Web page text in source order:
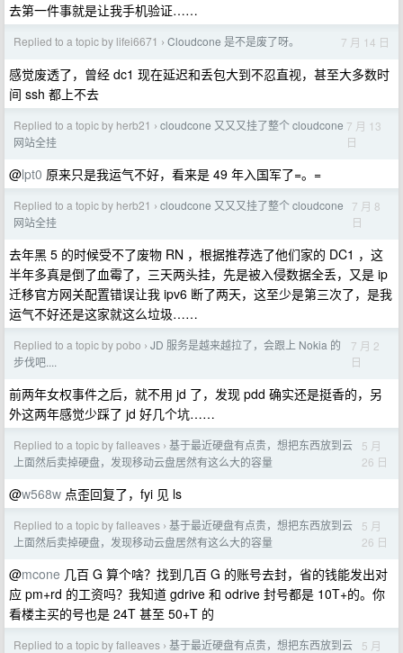
去第一件事就是让我手机验证……
Replied to a topic by lifei6671 › Cloudcone 是不是废了呀。 7 月 14 日
感觉废透了，曾经 dc1 现在延迟和丢包大到不忍直视，甚至大多数时
间 ssh 都上不去
Replied to a topic by herb21 › cloudcone 又又又挂了整个 cloudcone
网站全挂
7 月 13
日
@lpt0 原来只是我运气不好，看来是 49 年入国军了=。=
Replied to a topic by herb21 › cloudcone 又又又挂了整个 cloudcone
网站全挂
7 月 8
日
去年黑 5 的时候受不了废物 RN ，根据推荐选了他们家的 DC1 ，这
半年多真是倒了血霉了，三天两头挂，先是被入侵数据全丢，又是 ip
迁移官方网关配置错误让我 ipv6 断了两天，这至少是第三次了，是我
运气不好还是这家就这么垃圾……
Replied to a topic by pobo › JD 服务是越来越拉了，会跟上 Nokia 的
步伐吧....
7 月 2
日
前两年女权事件之后，就不用 jd 了，发现 pdd 确实还是挺香的，另
外这两年感觉少踩了 jd 好几个坑……
Replied to a topic by falleaves › 基于最近硬盘有点贵，想把东西放到云
上面然后卖掉硬盘，发现移动云盘居然有这么大的容量
5 月
26 日
@w568w 点歪回复了，fyi 见 ls
Replied to a topic by falleaves › 基于最近硬盘有点贵，想把东西放到云
上面然后卖掉硬盘，发现移动云盘居然有这么大的容量
5 月
26 日
@mcone 几百 G 算个啥？找到几百 G 的账号去封，省的钱能发出对
应 pm+rd 的工资吗？我知道 gdrive 和 odrive 封号都是 10T+的。你
看楼主买的号也是 24T 甚至 50+T 的
Replied to a topic by falleaves › 基于最近硬盘有点贵，想把东西放到云 5 月